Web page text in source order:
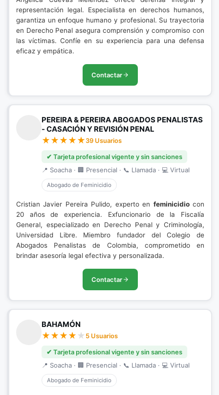
representación legal. Especialista en derechos humanos,
garantiza un enfoque humano y profesional. Su trayectoria
en Derecho Penal asegura comprensión y compromiso con
las víctimas. Confíe en su experiencia para una defensa
eficaz y empática.
Contactar
PEREIRA & PEREIRA ABOGADOS PENALISTAS
- CASACIÓN Y REVISIÓN PENAL
39 Usuarios
✔ Tarjeta profesional vigente y sin sanciones
📍 Soacha · 🏢 Presencial · 📞 Llamada · 💻 Virtual
Abogado de Feminicidio
Cristian Javier Pereira Pulido, experto en feminicidiocon
20 años de experiencia. Exfuncionario de la Fiscalía
General, especializado en Derecho Penal y Criminología,
Universidad Libre. Miembro fundador del Colegio de
Abogados Penalistas de Colombia, comprometido en
brindar asesoría legal efectiva y personalizada.
Contactar
BAHAMÓN
5 Usuarios
✔ Tarjeta profesional vigente y sin sanciones
📍 Soacha · 🏢 Presencial · 📞 Llamada · 💻 Virtual
Abogado de Feminicidio